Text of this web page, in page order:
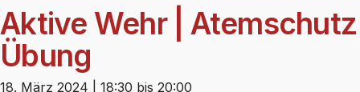
Aktive Wehr | Atemschutz
Übung
18. März 2024 | 18:30 bis 20:00